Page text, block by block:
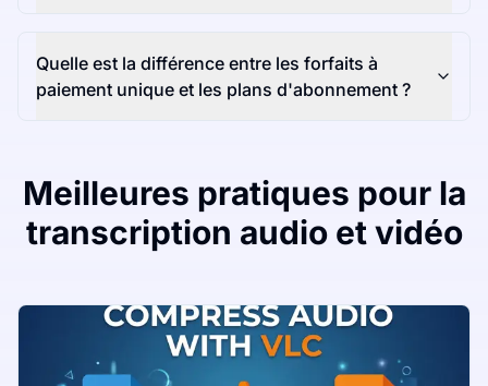
Quelle est la différence entre les forfaits à
paiement unique et les plans d'abonnement ?
Meilleures pratiques pour la
transcription audio et vidéo